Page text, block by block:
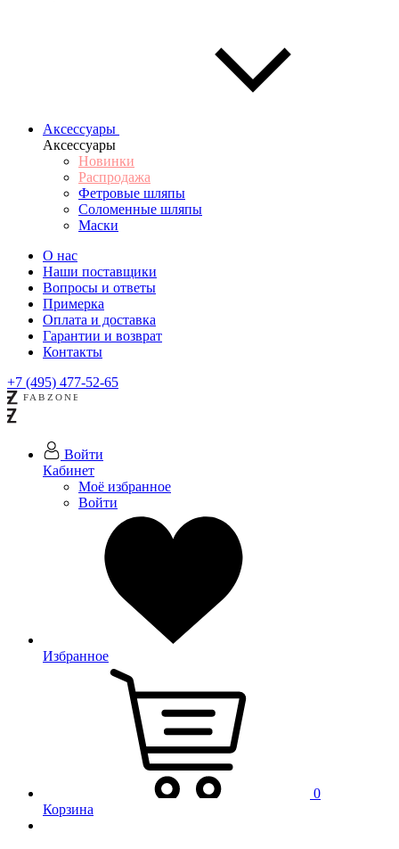
Аксессуары
Аксессуары
Новинки
Распродажа
Фетровые шляпы
Соломенные шляпы
Маски
О нас
Наши поставщики
Вопросы и ответы
Примерка
Оплата и доставка
Гарантии и возврат
Контакты
+7 (495) 477-52-65
Войти
Кабинет
Моё избранное
Войти
Избранное
0
Корзина